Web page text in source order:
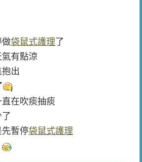
做袋鼠式護理 了
有點涼
出
在吹痰抽痰
暫停袋鼠式護理